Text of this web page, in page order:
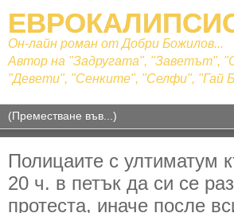
Он-лайн роман от Добри Божилов...
Автор на "Задругата", "Заветът",
"Девети", "Сенките", "Селфи", "Гай
Полицаите с ултиматум
20 ч. в петък да си се
протеста, иначе после